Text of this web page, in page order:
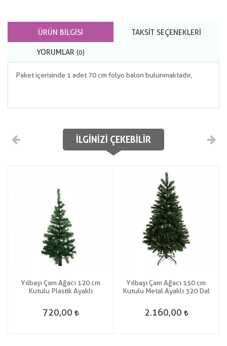
ÜRÜN BILGISI TAKSIT SEÇENEKLERI
YORUMLAR (0)
Paket içerisinde 1 adet 70 cm folyo balon bulunmaktadır,
İLGINIZI ÇEKEBILIR
Yılbaşı Çam Ağacı 120 cm
Kutulu Plastik Ayaklı
720,00
Yılbaşı Çam Ağacı 150 cm
Kutulu Metal Ayaklı 320 Dal
2.160,00